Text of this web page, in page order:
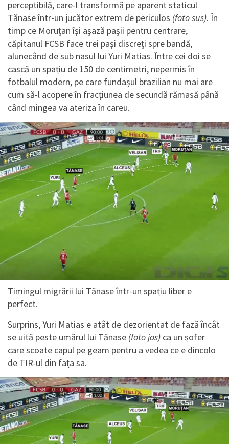
perceptibilă, care-l transformă pe aparent staticul
Tănase într-un jucător extrem de periculos (foto sus). În
timp ce Moruțan își așază pașii pentru centrare,
căpitanul FCSB face trei pași discreți spre bandă,
alunecând de sub nasul lui Yuri Matias. Între cei doi se
cască un spațiu de 150 de centimetri, nepermis în
fotbalul modern, pe care fundașul brazilian nu mai are
cum să-l acopere în fracțiunea de secundă rămasă până
când mingea va ateriza în careu.
Timingul migrării lui Tănase într-un spațiu liber e
perfect.
Surprins, Yuri Matias e atât de dezorientat de fază încât
se uită peste umărul lui Tănase (foto jos) ca un șofer
care scoate capul pe geam pentru a vedea ce e dincolo
de TIR-ul din fața sa.